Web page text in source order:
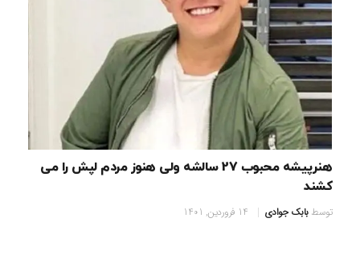
هنرپیشه محبوب 27 سالشه ولی هنوز مردم لپش را می
کشند
توسطبابک جوادی 14 فروردین, 1401